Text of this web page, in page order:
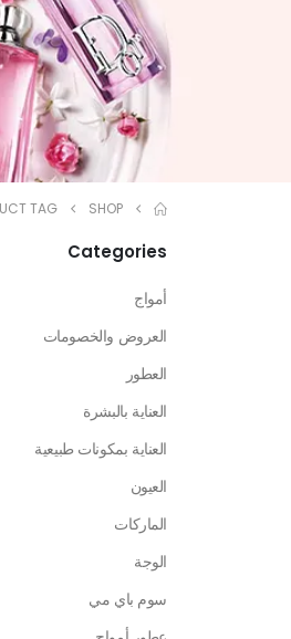
SHOP
TAG -
Categories
أمواج
العروض والخصومات
العطور
العناية بالبشرة
العناية بمكونات طبيعية
العيون
الماركات
الوجة
سوم باي مي